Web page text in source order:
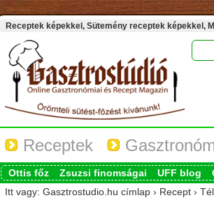
Receptek képekkel, Sütemény receptek képekkel,
Receptek
Ottis főz Zsuzsi finomságai UFF blog
Itt vagy: Gasztrostudio.hu címlap › Recept ›